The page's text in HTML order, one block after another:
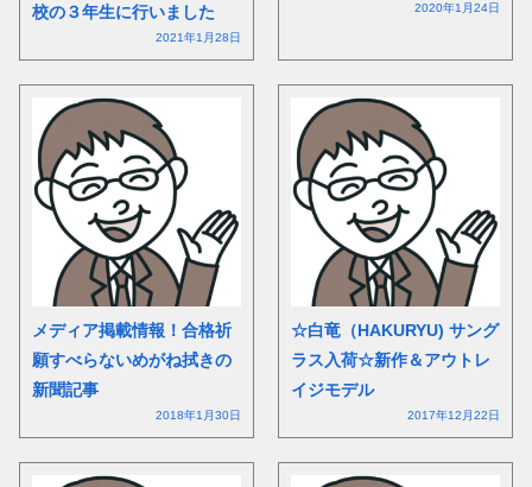
校の３年生に行いました
2021年1月28日
2020年1月24日
メディア掲載情報！合格祈
願すべらないめがね拭きの
新聞記事
2018年1月30日
☆白竜（HAKURYU) サング
ラス入荷☆新作＆アウトレ
イジモデル
2017年12月22日